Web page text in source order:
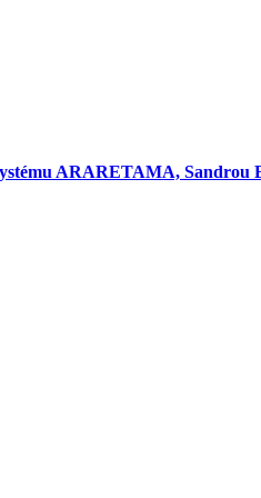
ARARETAMA, Sandrou